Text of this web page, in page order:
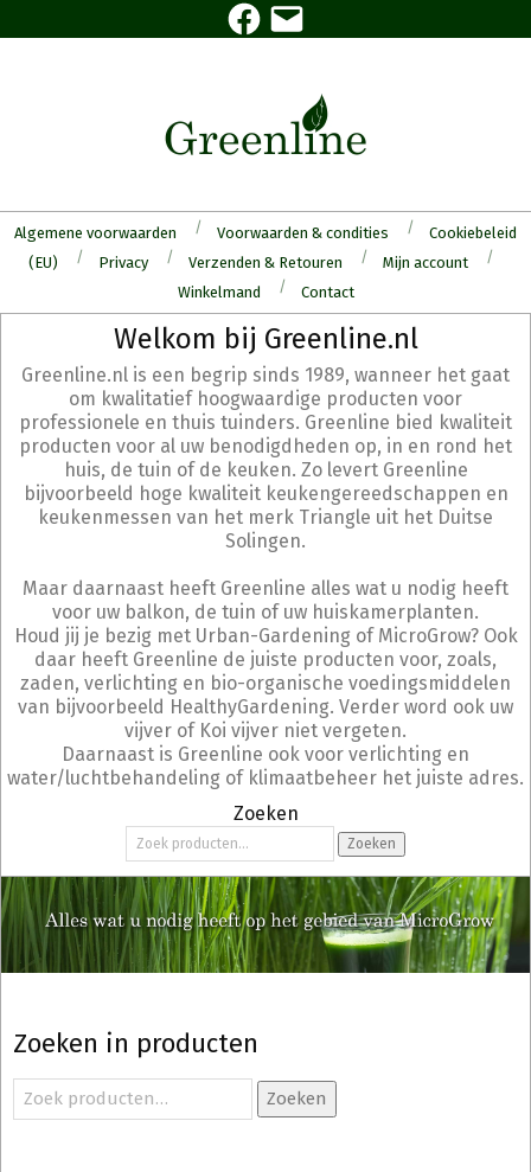
Algemene voorwaarden Voorwaarden & condities
Cookiebeleid
(EU)
Privacy Verzenden & Retouren
Mijn account
Winkelmand
Contact
Welkom bij Greenline.nl
Greenline.nl is een begrip sinds 1989, wanneer het gaat
om kwalitatief hoogwaardige producten voor
professionele en thuis tuinders. Greenline bied kwaliteit
producten voor al uw benodigdheden op, in en rond het
huis, de tuin of de keuken. Zo levert Greenline
bijvoorbeeld hoge kwaliteit keukengereedschappen en
keukenmessen van het merk Triangle uit het Duitse
Solingen.
Maar daarnaast heeft Greenline alles wat u nodig heeft
voor uw balkon, de tuin of uw huiskamerplanten.
Houd jij je bezig met Urban-Gardening of MicroGrow? Ook
daar heeft Greenline de juiste producten voor, zoals,
zaden, verlichting en bio-organische voedingsmiddelen
van bijvoorbeeld HealthyGardening. Verder word ook uw
vijver of Koi vijver niet vergeten.
Daarnaast is Greenline ook voor verlichting en
water/luchtbehandeling of klimaatbeheer het juiste adres.
Zoeken
Zoeken
Zoeken in producten
Zoeken